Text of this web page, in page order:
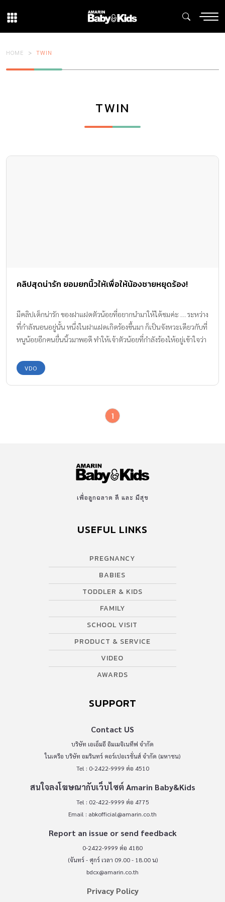
HOME TWIN
TWIN
คลิปสุดน่ารัก ยอมยกนิ้วให้เพื่อให้น้องชายหยุดร้อง!
มีคลิปเด็กน่ารัก ของฝาแฝดตัวน้อยที่อยากนำมาให้ได้ชมค่ะ … ระหว่าง
ที่กำลังนอนอยู่นั้น หนึ่งในฝาแฝดเกิดร้องขึ้นมา ก็เป็นจังหวะเดียวกับที่
หนูน้อยอีกคนยื่นนิ้วมาพอดี ทำให้เจ้าตัวน้อยที่กำลังร้องไห้อยู่เข้าใจว่า
ว่าแต่จะน่ารัดขนาดไหน ไปชมคลิปกันเลยค่ะ เครดิต : สมาชิก
Youtube Twinmom
VDO
1
เพื่อลูกฉลาด ดี และ มีสุข
USEFUL LINKS
PREGNANCY
BABIES
TODDLER & KIDS
FAMILY
SCHOOL VISIT
PRODUCT & SERVICE
VIDEO
AWARDS
SUPPORT
Contact US
บริษัท เอเอ็มอี อิมเมจิเนทีฟ จำกัด
ในเครือ บริษัท อมรินทร์ คอร์เปอเรชั่นส์ จำกัด (มหาชน)
Tel : 0-2422-9999 ต่อ 4510
สนใจลงโฆษณากับเว็บไซต์ Amarin Baby&Kids
Tel : 02-422-9999 ต่อ 4775
Email : abkofficial@amarin.co.th
Report an issue or send feedback
0-2422-9999 ต่อ 4180
(จันทร์ - ศุกร์ เวลา 09.00 - 18.00 น)
bdcx@amarin.co.th
Privacy Policy